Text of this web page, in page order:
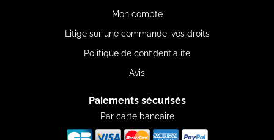
Mon compte
Litige sur une commande, vos droits
Politique de confidentialité
Avis
Paiements sécurisés
Par carte bancaire